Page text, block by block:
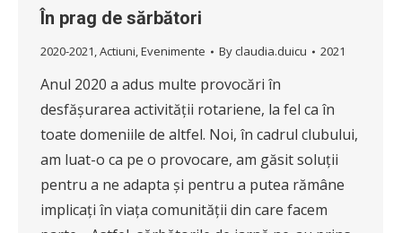
În prag de sărbători
2020-2021,Actiuni,Evenimente By claudia.duicu 2021
Anul 2020 a adus multe provocări în
desfășurarea activității rotariene, la fel ca în
toate domeniile de altfel. Noi, în cadrul clubului,
am luat-o ca pe o provocare, am găsit soluții
pentru a ne adapta și pentru a putea rămâne
implicați în viața comunității din care facem